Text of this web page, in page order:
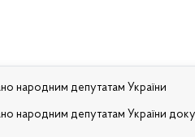
народним депутатам України
народним депутатам України